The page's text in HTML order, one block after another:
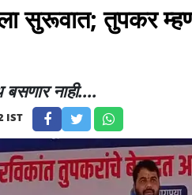
तुपकर
नाही....
IST